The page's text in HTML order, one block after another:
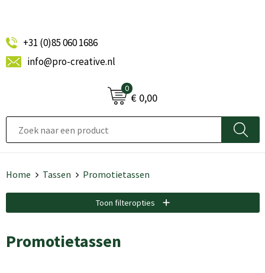
+31 (0)85 060 1686
info@pro-creative.nl
0
€ 0,00
Home Tassen Promotietassen
Toon filteropties
Promotietassen